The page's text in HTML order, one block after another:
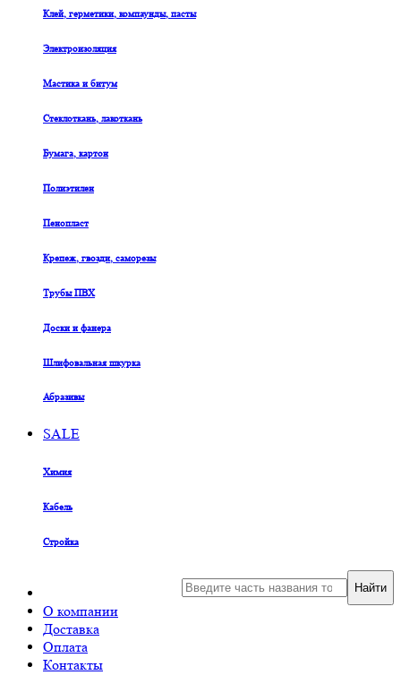
Клей, герметики, компаунды, пасты
Электроизоляция
Мастика и битум
Стеклоткань, лакоткань
Бумага, картон
Полиэтилен
Пенопласт
Крепеж, гвозди, саморезы
Трубы ПВХ
Доски и фанера
Шлифовальная шкурка
Абразивы
SALE
Химия
Кабель
Стройка
О компании
Доставка
Оплата
Контакты
Найти